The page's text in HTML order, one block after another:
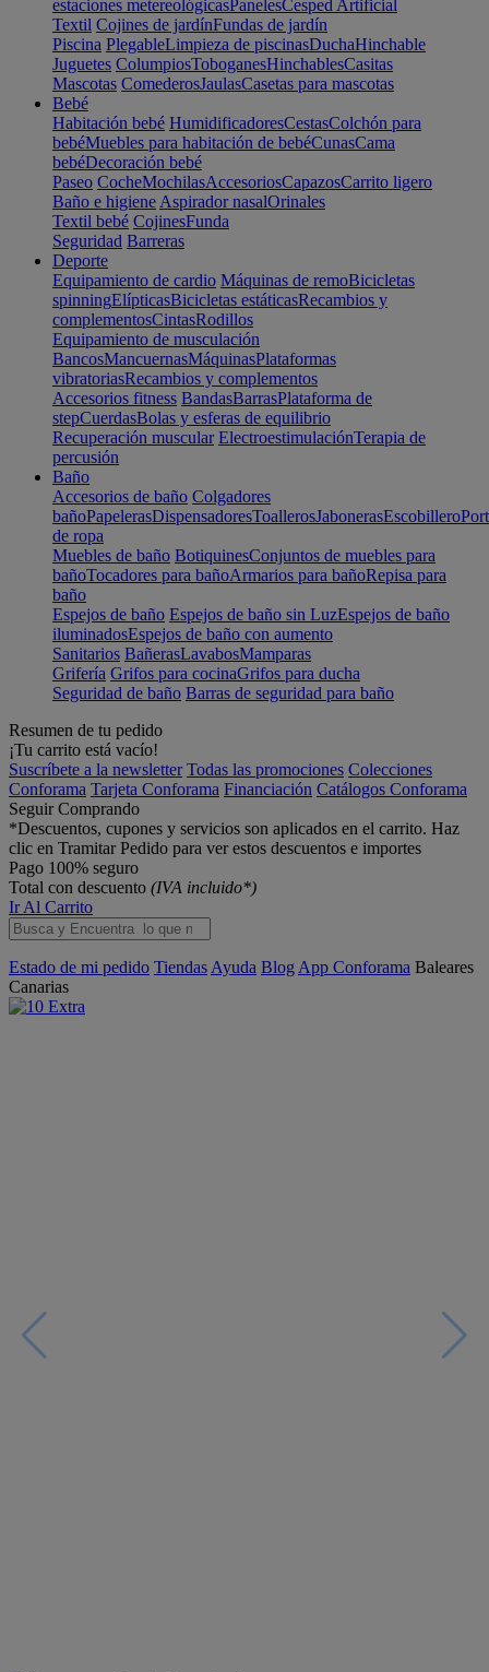
estaciones metereológicasPanelesCesped Artificial
Textil Cojines de jardínFundas de jardín
Piscina PlegableLimpieza de piscinasDuchaHinchable
Juguetes ColumpiosToboganesHinchablesCasitas
Mascotas ComederosJaulasCasetas para mascotas
Bebé
Habitación bebé HumidificadoresCestasColchón para
bebéMuebles para habitación de bebéCunasCama
bebéDecoración bebé
Paseo CocheMochilasAccesoriosCapazosCarrito ligero
Baño e higiene Aspirador nasalOrinales
Textil bebé CojinesFunda
Seguridad Barreras
Deporte
Equipamiento de cardio Máquinas de remoBicicletas
spinningElípticasBicicletas estáticasRecambios y
complementosCintasRodillos
Equipamiento de musculación
BancosMancuernasMáquinasPlataformas
vibratoriasRecambios y complementos
Accesorios fitness BandasBarrasPlataforma de
stepCuerdasBolas y esferas de equilibrio
Recuperación muscular ElectroestimulaciónTerapia de
percusión
Baño
Accesorios de baño Colgadores
bañoPapelerasDispensadoresToallerosJabonerasEscobillero
de ropa
Muebles de baño BotiquinesConjuntos de muebles para
bañoTocadores para bañoArmarios para bañoRepisa para
baño
Espejos de baño Espejos de baño sin LuzEspejos de baño
iluminadosEspejos de baño con aumento
Sanitarios BañerasLavabosMamparas
Grifería Grifos para cocinaGrifos para ducha
Seguridad de baño Barras de seguridad para baño
Resumen de tu pedido
¡Tu carrito está vacío!
Suscríbete a la newsletter Todas las promociones Colecciones
Conforama Tarjeta Conforama Financiación Catálogos Conforama
Seguir Comprando
*Descuentos, cupones y servicios son aplicados en el carrito. Haz
clic en Tramitar Pedido para ver estos descuentos e importes
Pago 100% seguro
Total con descuento (IVA incluido*)
Ir Al Carrito
Estado de mi pedido Tiendas Ayuda Blog App Conforama Baleares
Canarias